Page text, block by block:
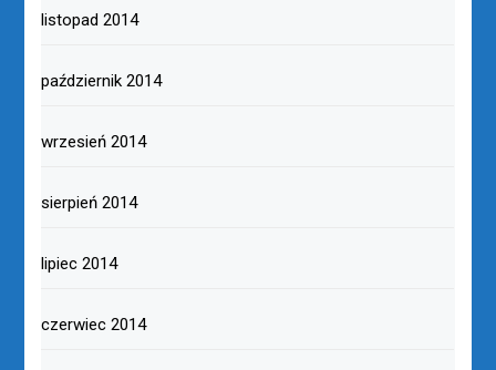
listopad 2014
październik 2014
wrzesień 2014
sierpień 2014
lipiec 2014
czerwiec 2014